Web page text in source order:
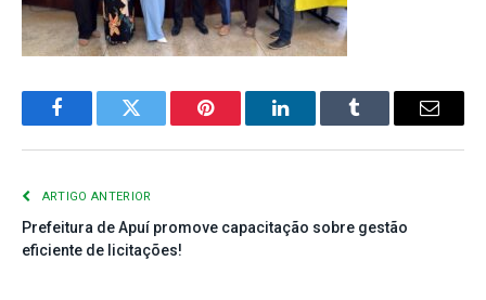
FacebookTwitter Pinterest LinkedInTumblr
E-
ARTIGO ANTERIOR
Prefeitura de Apuí promove capacitação sobre gestão
eficiente de licitações!